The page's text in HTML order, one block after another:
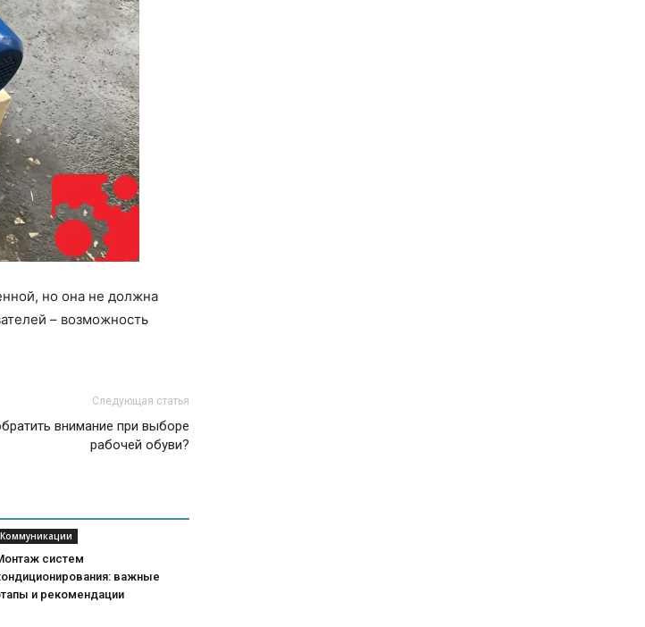
но она не должна
– возможность
Следующая статья
внимание при выборе
рабочей обуви?
Коммуникации
систем
важные
и рекомендации